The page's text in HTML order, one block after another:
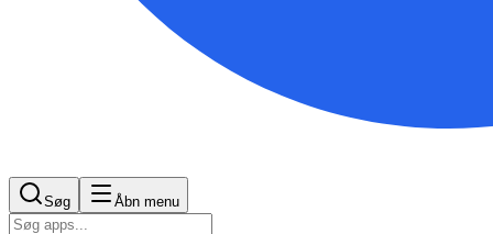
Søg Åbn menu